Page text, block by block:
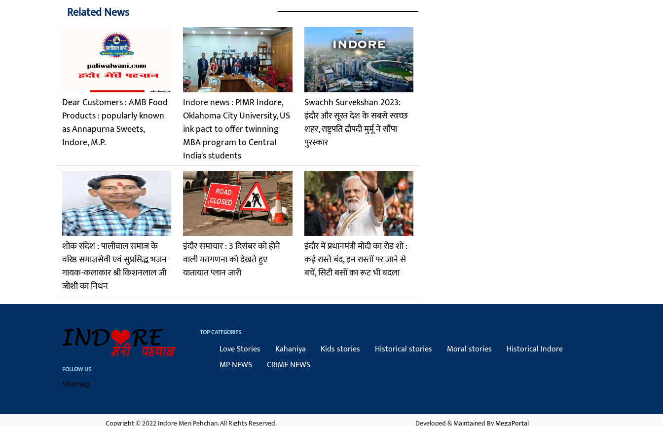
Related News
Dear Customers : AMB Food
Products : popularly known
as Annapurna Sweets,
Indore, M.P.
Indore news : PIMR Indore,
Oklahoma City University, US
ink pact to offer twinning
MBA program to Central
India's students
Swachh Survekshan 2023:
इंदौर और सूरत देश के सबसे स्वच्छ
शहर, राष्ट्रपति द्रौपदी मुर्मू ने सौंपा
पुरस्कार
शोक संदेश : पालीवाल समाज के
वरिष्ठ समाजसेवी एवं सुप्रसिद्ध भजन
गायक-कलाकार श्री किशनलाल जी
जोशी का निधन
इंदौर समाचार : 3 दिसंबर को होने
वाली मतगणना को देखते हुए
यातायात प्लान जारी
इंदौर में प्रधानमंत्री मोदी का रोड शो :
कई रास्ते बंद, इन रास्तों पर जाने से
बचें, सिटी बसों का रूट भी बदला
FOLLOW US
Sitemap
TOP CATEGORIES
Love Stories Kahaniya Kids stories Historical stories Moral stories
Historical Indore
MP NEWS
CRIME NEWS
Copyright © 2022 Indore Meri Pehchan. All Rights Reserved. Developed & Maintained ByMegaPortal